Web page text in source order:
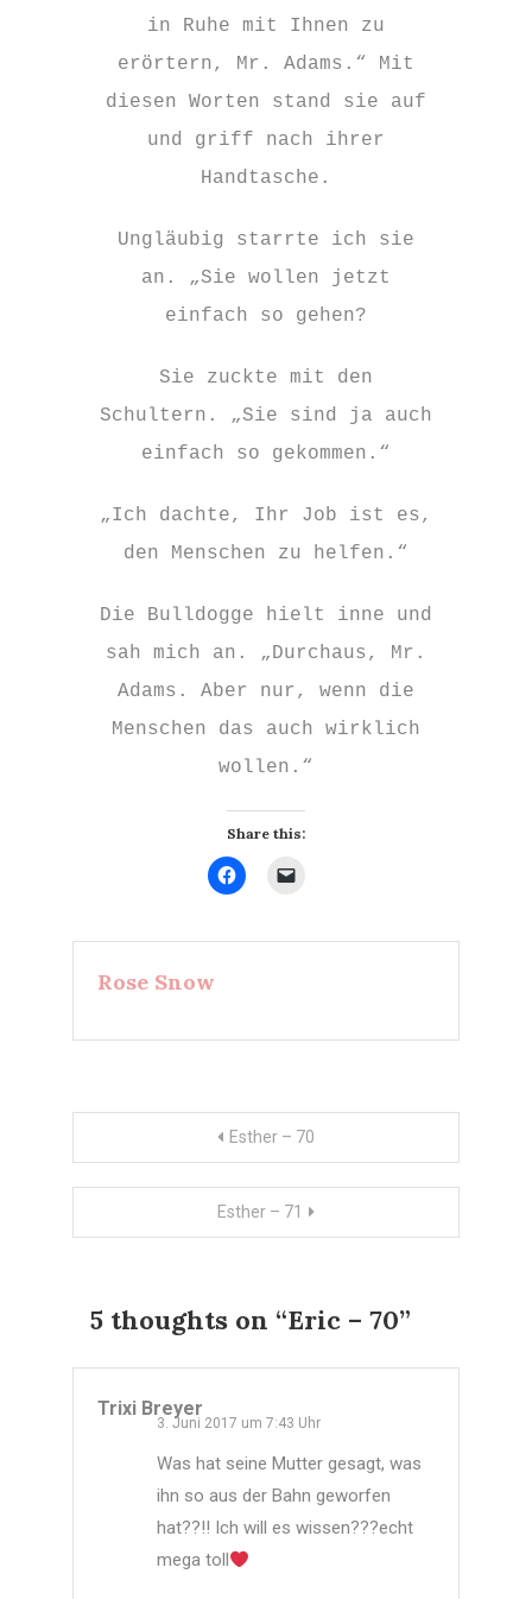
in Ruhe mit Ihnen zu
erörtern, Mr. Adams.“ Mit
diesen Worten stand sie auf
und griff nach ihrer
Handtasche.
Ungläubig starrte ich sie
an. „Sie wollen jetzt
einfach so gehen?
Sie zuckte mit den
Schultern. „Sie sind ja auch
einfach so gekommen.“
„Ich dachte, Ihr Job ist es,
den Menschen zu helfen.“
Die Bulldogge hielt inne und
sah mich an. „Durchaus, Mr.
Adams. Aber nur, wenn die
Menschen das auch wirklich
wollen.“
Share this:
Klick,
um
teilen Link
(Wird
Rose Snow
Beitragsnavigation
Esther – 70
Esther – 71
5 thoughts on “Eric – 70”
Trixi Breyer
3. Juni 2017 um 7:43 Uhr
Was hat seine Mutter gesagt, was
ihn so aus der Bahn geworfen
hat??!! Ich will es wissen???echt
mega toll